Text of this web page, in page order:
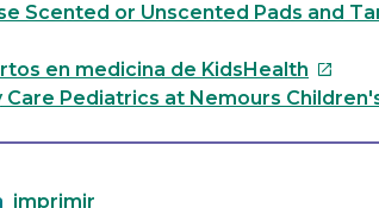
Scented or Unscented Pads and
en medicina de KidsHealth Este
enlace
Care Pediatrics at Nemours
imprimir